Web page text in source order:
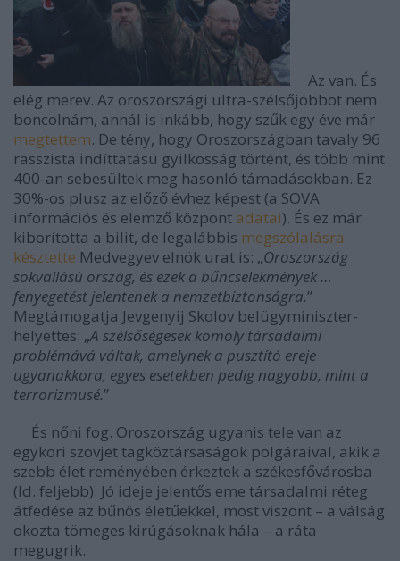
Az van. És
elég merev. Az oroszországi ultra-szélsőjobbot nem
boncolnám, annál is inkább, hogy szűk egy éve már
megtettem. De tény, hogy Oroszországban tavaly 96
rasszista indíttatású gyilkosság történt, és több mint
400-an sebesültek meg hasonló támadásokban. Ez
30%-os plusz az előző évhez képest (a SOVA
információs és elemző központ adatai). És ez már
kiborította a bilit, de legalábbis megszólalásra
késztette Medvegyev elnök urat is: „Oroszország
sokvallású ország, és ezek a bűncselekmények …
fenyegetést jelentenek a nemzetbiztonságra.”
Megtámogatja Jevgenyij Skolov belügyminiszter-
helyettes: „A szélsőségesek komoly társadalmi
problémává váltak, amelynek a pusztító ereje
ugyanakkora, egyes esetekben pedig nagyobb, mint a
terrorizmusé.”
És nőni fog. Oroszország ugyanis tele van az
egykori szovjet tagköztársaságok polgáraival, akik a
szebb élet reményében érkeztek a székesfővárosba
(ld. feljebb). Jó ideje jelentős eme társadalmi réteg
átfedése az bűnös életűekkel, most viszont – a válság
okozta tömeges kirúgásoknak hála – a ráta
megugrik.